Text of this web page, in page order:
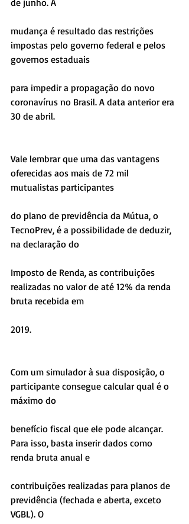
mudança é resultado das restrições
impostas pelo governo federal e pelos
governos estaduais
para impedir a propagação do novo
coronavírus no Brasil. A data anterior era
30 de abril.
Vale lembrar que uma das vantagens
oferecidas aos mais de 72 mil
mutualistas participantes
do plano de previdência da Mútua, o
TecnoPrev, é a possibilidade de deduzir,
na declaração do
Imposto de Renda, as contribuições
realizadas no valor de até 12% da renda
bruta recebida em
2019.
Com um simulador à sua disposição, o
participante consegue calcular qual é o
máximo do
benefício fiscal que ele pode alcançar.
Para isso, basta inserir dados como
renda bruta anual e
contribuições realizadas para planos de
previdência (fechada e aberta, exceto
VGBL). O